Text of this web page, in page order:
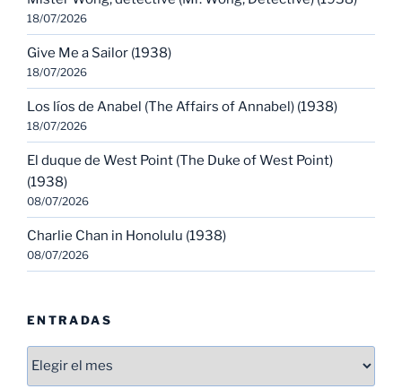
18/07/2026
Give Me a Sailor (1938)
18/07/2026
Los líos de Anabel (The Affairs of Annabel) (1938)
18/07/2026
El duque de West Point (The Duke of West Point)
(1938)
08/07/2026
Charlie Chan in Honolulu (1938)
08/07/2026
ENTRADAS
Entradas